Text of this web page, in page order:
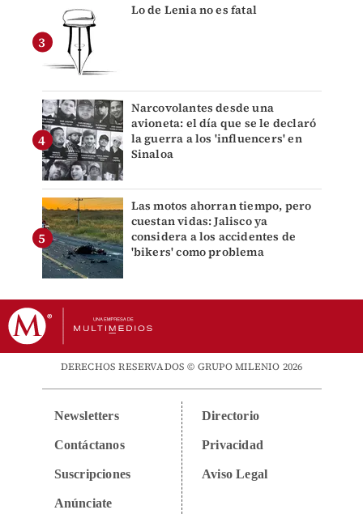
Lo de Lenia no es fatal
Narcovolantes desde una
avioneta: el día que se le declaró
la guerra a los 'influencers' en
Sinaloa
Las motos ahorran tiempo, pero
cuestan vidas: Jalisco ya
considera a los accidentes de
'bikers' como problema
DERECHOS RESERVADOS © GRUPO MILENIO 2026
Newsletters
Contáctanos
Suscripciones
Anúnciate
Directorio
Privacidad
Aviso Legal